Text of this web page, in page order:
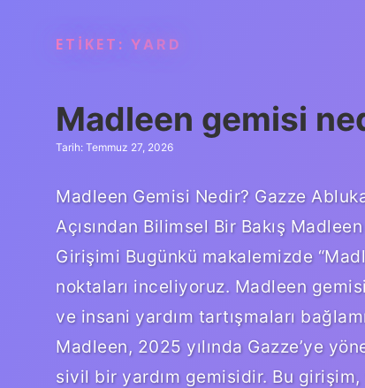
ETIKET: YARD
Madleen gemisi
Tarih: Temmuz 27, 2026
Madleen Gemisi Nedir? Gazze
Açısından Bilimsel Bir Bakış
Girişimi Bugünkü makalemizde
noktaları inceliyoruz. Madleen
ve insani yardım tartışmaları
Madleen, 2025 yılında Gazze’ye
sivil bir yardım gemisidir. Bu